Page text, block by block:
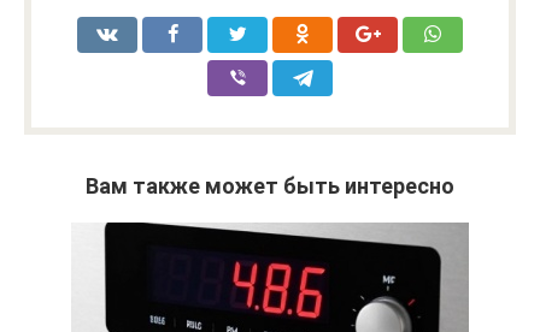
Вам также может быть интересно